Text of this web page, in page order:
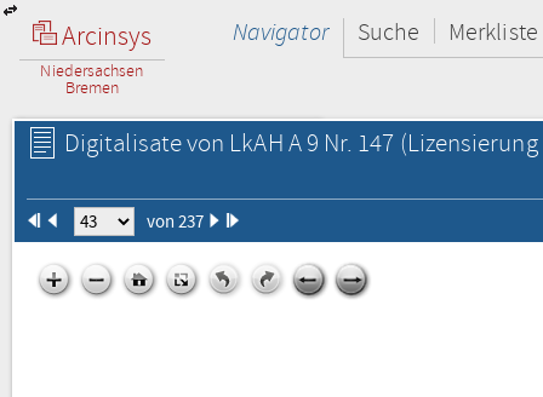
Arcinsys
Niedersachsen
Bremen
Navigator Suche Merkliste
Digitalisate von LkAH A 9 Nr. 147
von 237